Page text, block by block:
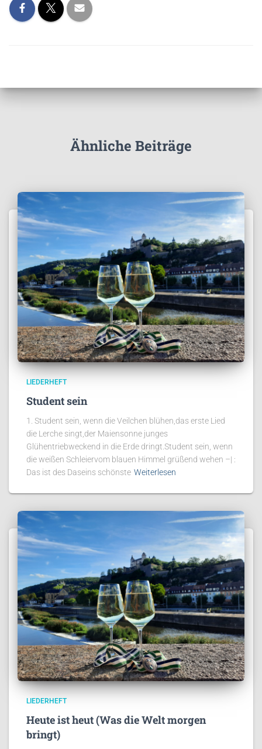
Ähnliche Beiträge
LIEDERHEFT
Student sein
1. Student sein, wenn die Veilchen blühen,das erste Lied
die Lerche singt,der Maiensonne junges
Glühentriebweckend in die Erde dringt.Student sein, wenn
die weißen Schleiervom blauen Himmel grüßend wehen –| :
Das ist des Daseins schönste Weiterlesen
LIEDERHEFT
Heute ist heut (Was die Welt morgen
bringt)